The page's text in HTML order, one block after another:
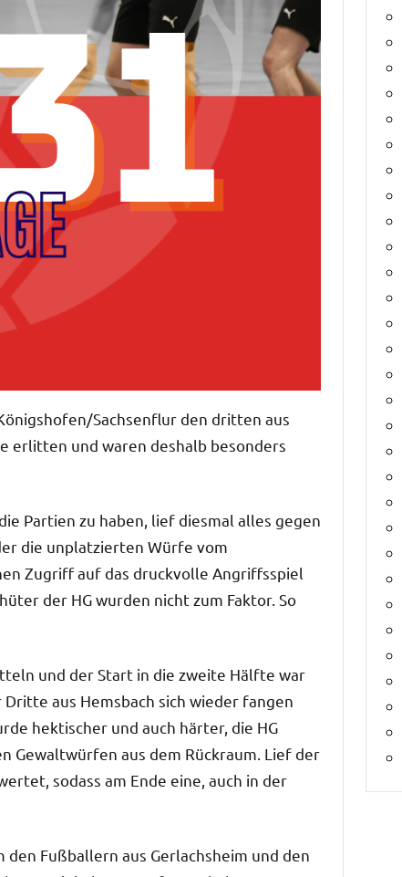
Sachsenflur den dritten aus
erlitten und waren deshalb besonders
Partien zu haben, lief diesmal alles gegen
die unplatzierten Würfe vom
Zugriff auf das druckvolle Angriffsspiel
der HG wurden nicht zum Faktor. So
und der Start in die zweite Hälfte war
aus Hemsbach sich wieder fangen
hektischer und auch härter, die HG
aus dem Rückraum. Lief der
sodass am Ende eine, auch in der
Fußballern aus Gerlachsheim und den